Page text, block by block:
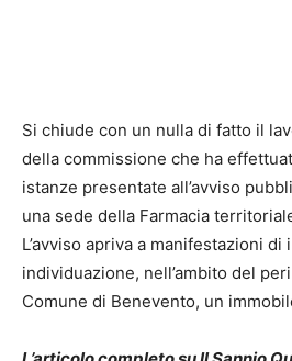
Si chiude con un nulla di fatto il
della commissione che ha
istanze presentate all’avviso
una sede della Farmacia
L’avviso apriva a manifestazioni
individuazione, nell’ambito del
Comune di Benevento, un